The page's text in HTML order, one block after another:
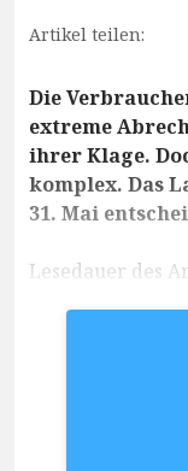
Artikel teilen:
Die
extreme
ihrer Klage.
komplex. Das
31. Mai
Lesedauer des